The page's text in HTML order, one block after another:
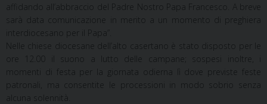
affidando all’abbraccio del Padre Nostro Papa Francesco. A breve
sarà data comunicazione in merito a un momento di preghiera
interdiocesano per il Papa”.
Nelle chiese diocesane dell’alto casertano è stato disposto per le
ore 12.00 il suono a lutto delle campane; sospesi inoltre, i
momenti di festa per la giornata odierna lì dove previste feste
patronali, ma consentite le processioni in modo sobrio senza
alcuna solennità.